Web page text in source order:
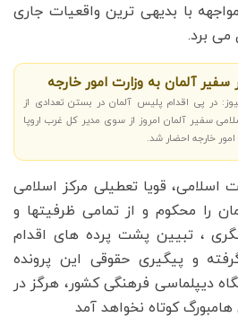
با بدیهی ترین واقعیات جاری
می برد.
سفیر آلمان به وزارت امور خارجه
در پی اقدام پلیس آلمان در بستن تعدادی از
سفیر آلمان امروز از سوی مدیر کل غرب اروپا
امور خارجه احضار شد.
اسلامی، قویا تعطیلی مرکز اسلامی
را محکوم و از تمامی ظرفیتها و
، تبیین پشت پرده های اقدام
و پیگیری حقوقی این پرونده
دیپلماسی فرهنگی کشور، هرگز در
هامبورگ کوتاه نخواهد آمد